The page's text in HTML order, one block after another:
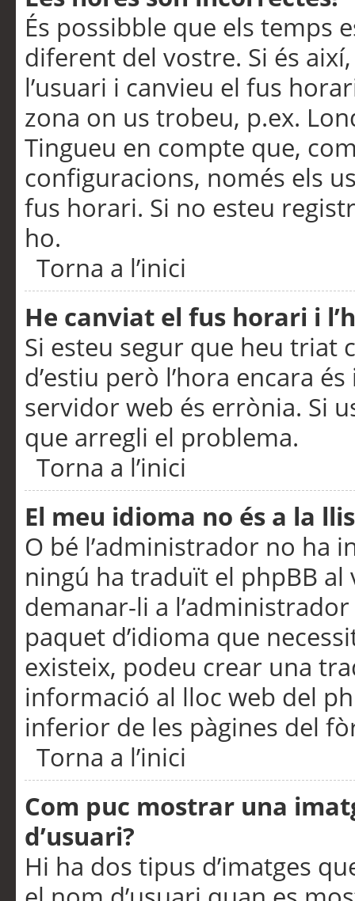
És possibble que els temps
diferent del vostre. Si és
l’usuari i canvieu el fus
zona on us trobeu, p.ex.
Tingueu en compte que,
configuracions, només els
fus horari. Si no esteu
ho.
Torna a l’inici
He canviat el fus horari i
Si esteu segur que heu triat
d’estiu però l’hora encara
servidor web és errònia. Si
que arregli el problema.
Torna a l’inici
El meu idioma no és a la
O bé l’administrador no ha
ningú ha traduït el phpBB
demanar-li a
paquet d’idioma que
existeix, podeu crear una
informació al lloc web del
inferior de les pàgines del
Torna a l’inici
Com puc mostrar una
d’usuari?
Hi ha dos tipus d’imatges